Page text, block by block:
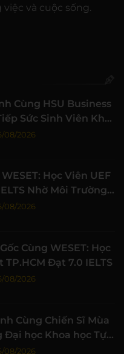
và cuộc sống.
Cùng HSU Business
Sức Sinh Viên Khởi
08/2026
WESET: Học Viên UEF
Nhờ Môi Trường
Chất Lượng
08/2026
Cùng WESET: Học
Đạt 7.0 IELTS
08/2026
Cùng Chiến Sĩ Mùa
Đại học Khoa học Tự
HCM
08/2026